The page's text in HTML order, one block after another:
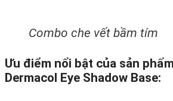
Combo che vết bầm tím
Ưu điểm nổi bật của sản
Dermacol Eye Shadow Base: